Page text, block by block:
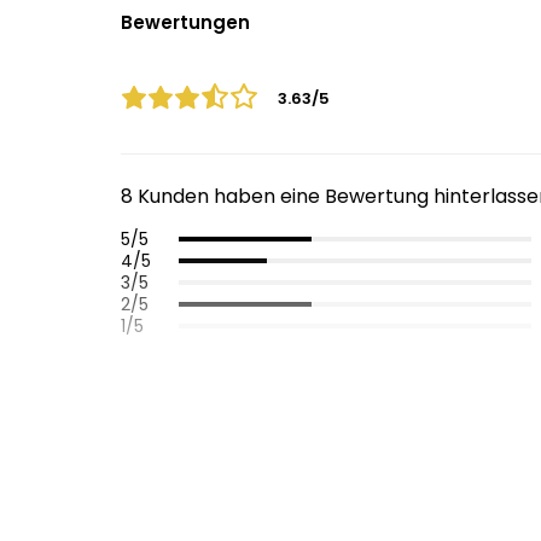
Bewertungen
3.63/5
8 Kunden haben eine Bewertung
5/5
4/5
3/5
2/5
1/5